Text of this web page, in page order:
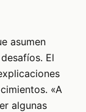
asumen
El
«A
algunas